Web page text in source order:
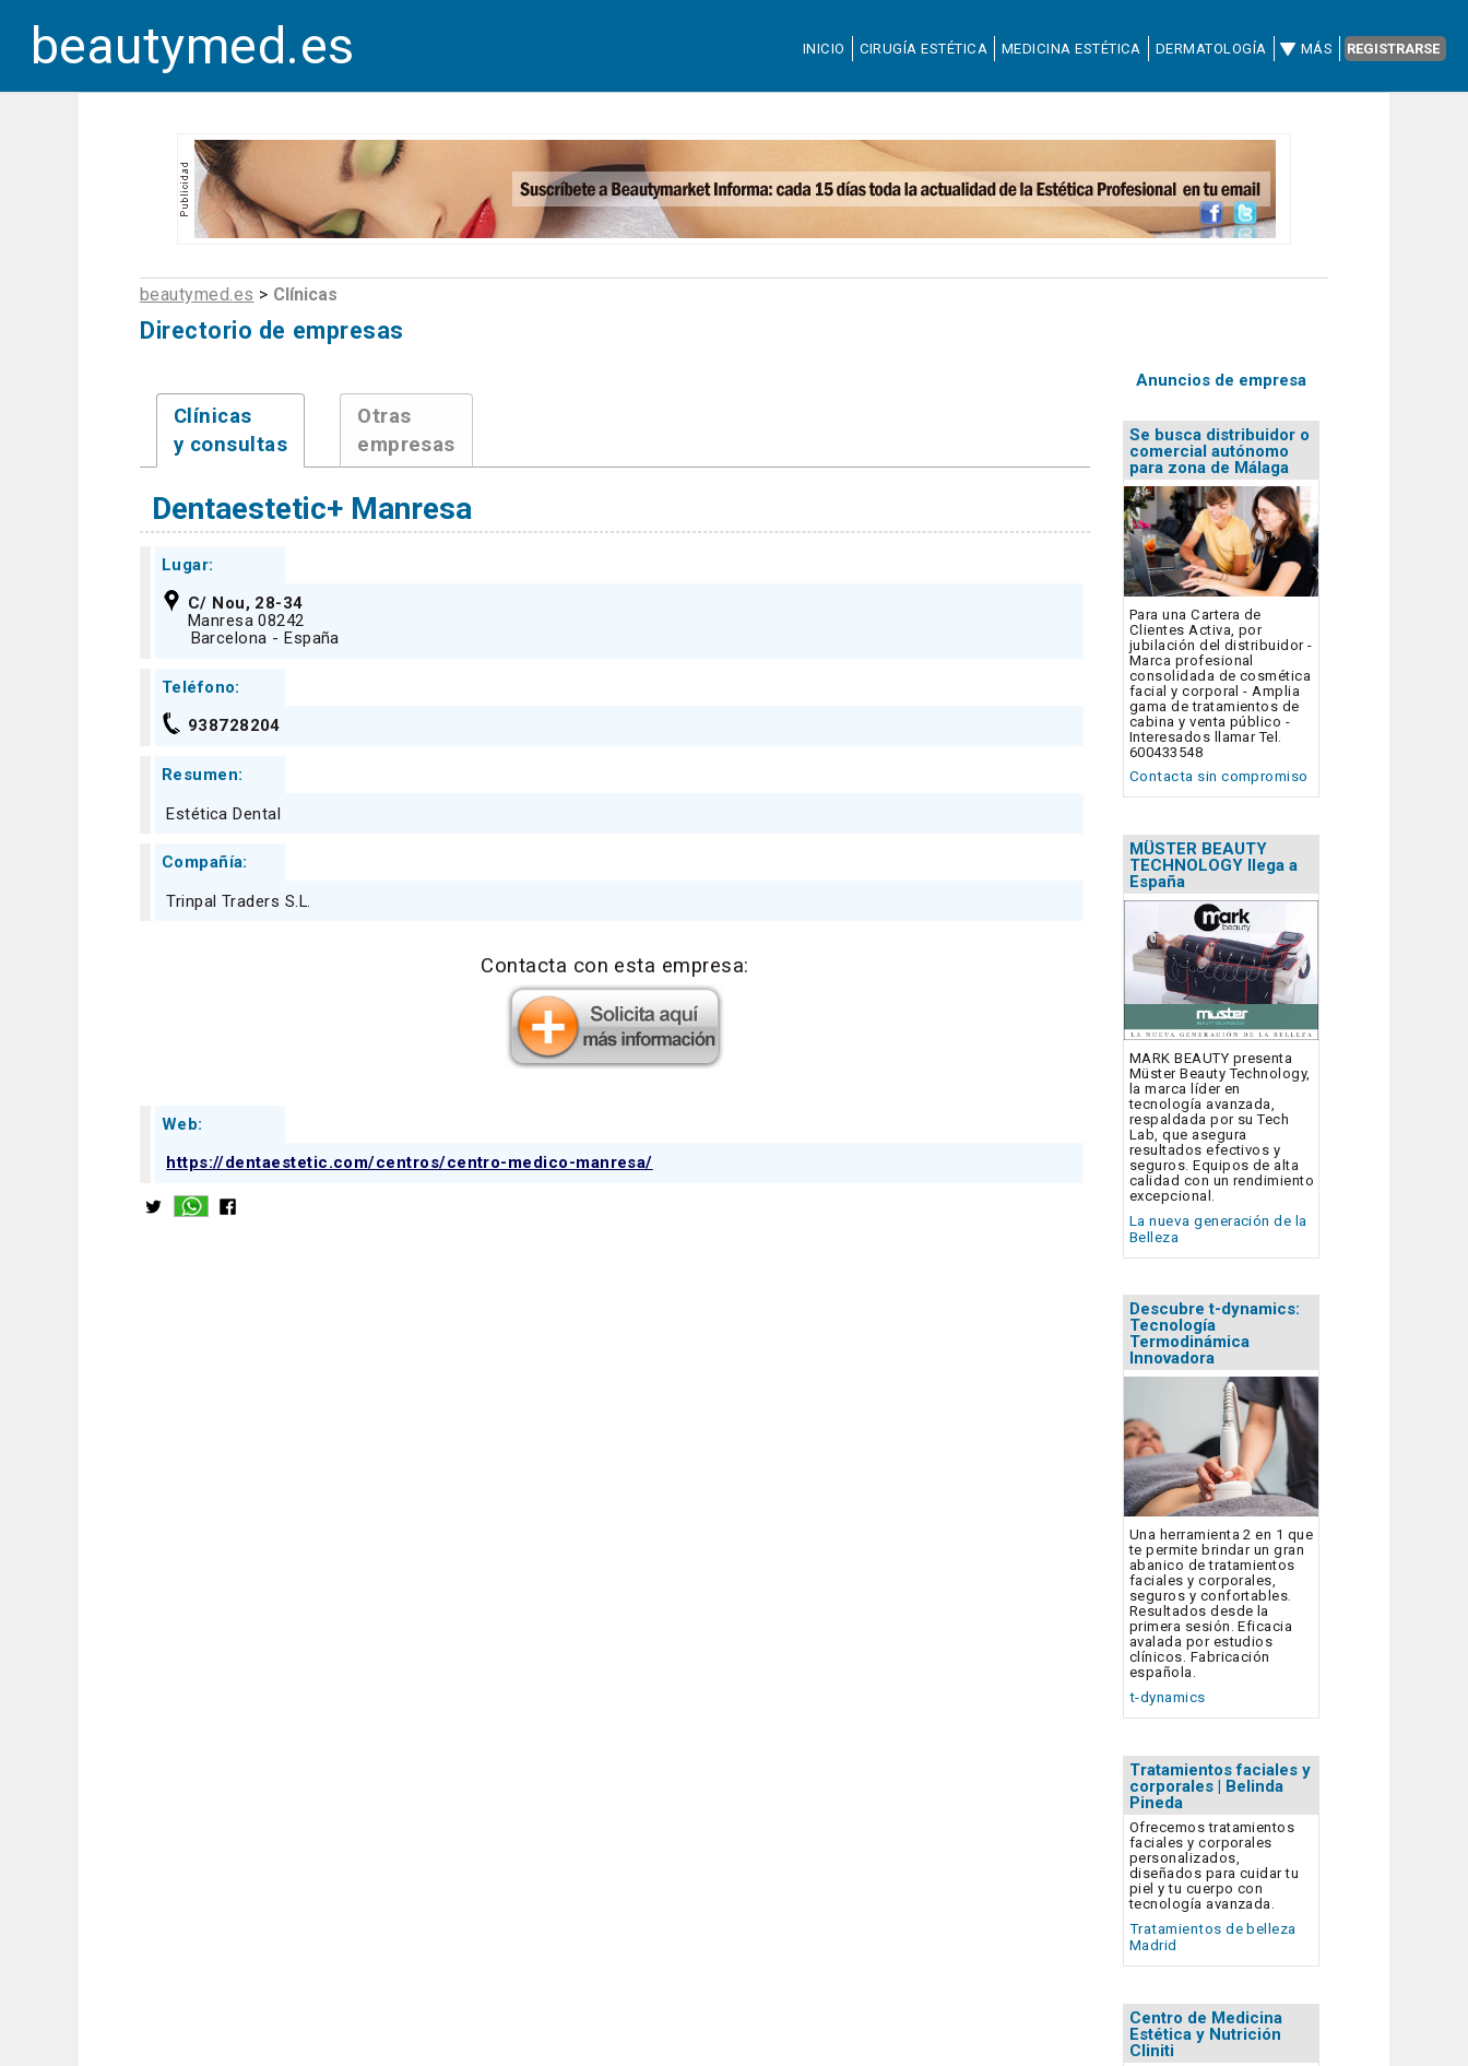
beautymed.es INICIO CIRUGÍA ESTÉTICA MEDICINA ESTÉTICA DERMATOLOGÍA MÁS REGISTRARSE
beautymed.es > Clínicas
Directorio de empresas
Clínicas
y consultas
Otras
empresas
Dentaestetic+ Manresa
Lugar:
C/ Nou, 28-34
Manresa 08242
Barcelona - España
Teléfono:
938728204
Resumen:
Estética Dental
Compañía:
Trinpal Traders S.L.
Contacta con esta empresa:
Web:
https://dentaestetic.com/centros/centro-medico-manresa/
Anuncios de empresa
Se busca distribuidor o
comercial autónomo
para zona de Málaga
Para una Cartera de
Clientes Activa, por
jubilación del distribuidor -
Marca profesional
consolidada de cosmética
facial y corporal - Amplia
gama de tratamientos de
cabina y venta público -
Interesados llamar Tel.
600433548
Contacta sin compromiso
MÜSTER BEAUTY
TECHNOLOGY llega a
España
MARK BEAUTY presenta
Müster Beauty Technology,
la marca líder en
tecnología avanzada,
respaldada por su Tech
Lab, que asegura
resultados efectivos y
seguros. Equipos de alta
calidad con un rendimiento
excepcional.
La nueva generación de la
Belleza
Descubre t-dynamics:
Tecnología
Termodinámica
Innovadora
Una herramienta 2 en 1 que
te permite brindar un gran
abanico de tratamientos
faciales y corporales,
seguros y confortables.
Resultados desde la
primera sesión. Eficacia
avalada por estudios
clínicos. Fabricación
española.
t-dynamics
Tratamientos faciales y
corporales | Belinda
Pineda
Ofrecemos tratamientos
faciales y corporales
personalizados,
diseñados para cuidar tu
piel y tu cuerpo con
tecnología avanzada.
Tratamientos de belleza
Madrid
Centro de Medicina
Estética y Nutrición
Cliniti